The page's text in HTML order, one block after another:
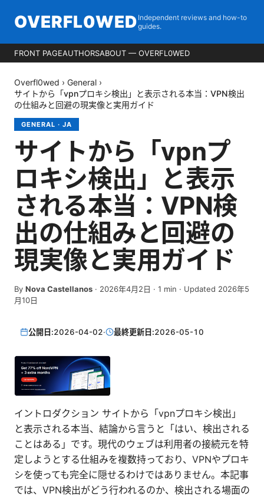
OVERFL0WED Independent reviews and how-to
guides.
FRONT PAGEAUTHORSABOUT — OVERFL0WED
Overfl0wed › General ›
サイトから「vpnプロキシ検出」と表示される本当：VPN検出
の仕組みと回避の現実像と実用ガイド
GENERAL · JA
サイトから「vpnプ
ロキシ検出」と表示
される本当：VPN検
出の仕組みと回避の
現実像と実用ガイド
By Nova Castellanos · 2026年4月2日 · 1 min · Updated 2026年5
月10日
公開日:2026-04-02· 最終更新日:2026-05-10
イントロダクション サイトから「vpnプロキシ検出」
と表示される本当、結論から言うと「はい、検出される
ことはある」です。現代のウェブは利用者の接続元を特
定しようとする仕組みを複数持っており、VPNやプロキ
シを使っても完全に隠せるわけではありません。本記事
では、VPN検出がどう行われるのか、検出される場面の